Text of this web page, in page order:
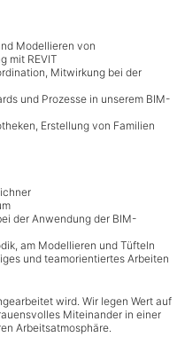
Modellieren von
mit REVIT
Mitwirkung bei der
und Prozesse in unserem BIM-
Erstellung von Familien
der Anwendung der BIM-
am Modellieren und Tüfteln
und teamorientiertes Arbeiten
wird. Wir legen Wert auf
Miteinander in einer
Arbeitsatmosphäre.